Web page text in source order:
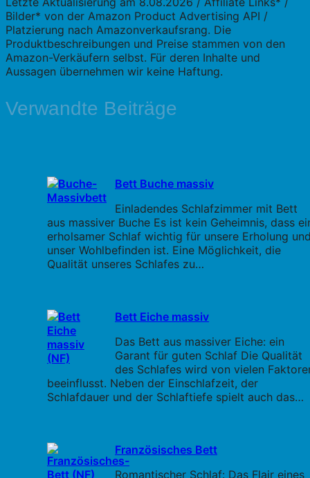
Bilder* von der Amazon Product Advertising API /
Platzierung nach Amazonverkaufsrang. Die
Produktbeschreibungen und Preise stammen von den
Amazon-Verkäufern selbst. Für deren Inhalte und
Aussagen übernehmen wir keine Haftung.
Verwandte Beiträge
Bett Buche massiv
Einladendes Schlafzimmer mit Bett
aus massiver Buche Es ist kein Geheimnis, dass
erholsamer Schlaf wichtig für unsere Erholung
unser Wohlbefinden ist. Eine Möglichkeit, die
Qualität unseres Schlafes zu…
Bett Eiche massiv
Das Bett aus massiver Eiche: ein
Garant für guten Schlaf Die Qualität
des Schlafes wird von vielen
beeinflusst. Neben der Einschlafzeit, der
Schlafdauer und der Schlaftiefe spielt auch das…
Französisches Bett
Romantischer Schlaf: Das Flair eines